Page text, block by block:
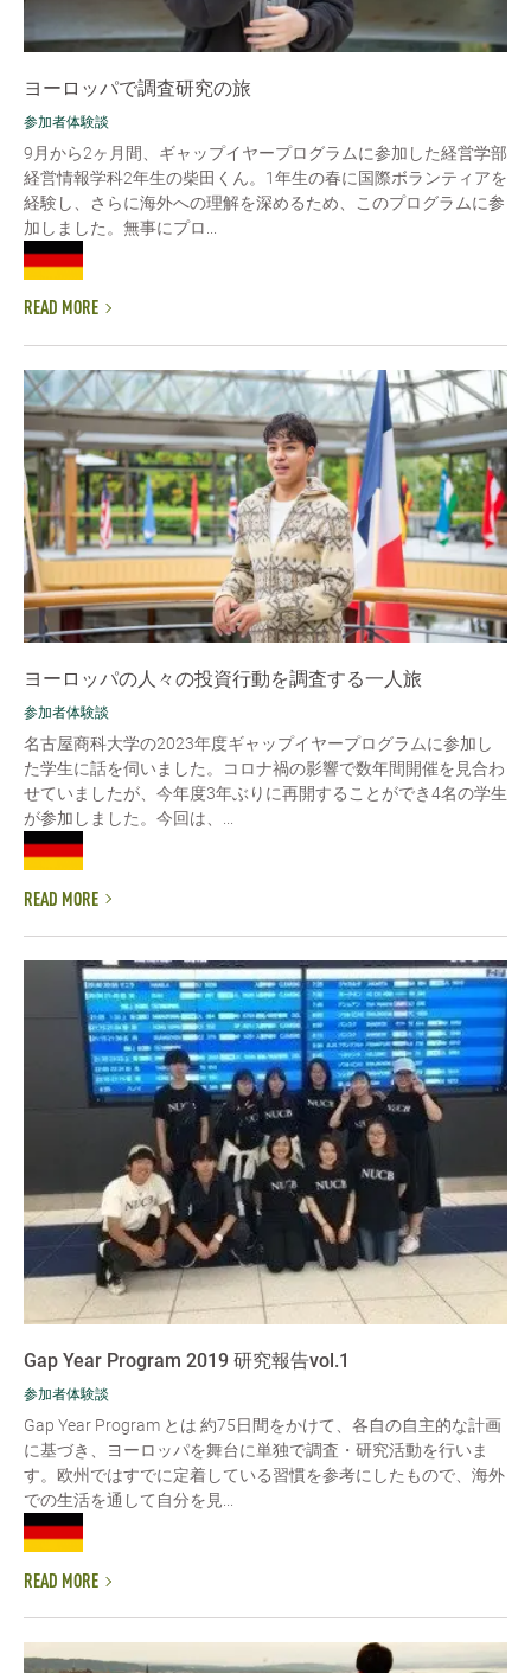
ヨーロッパで調査研究の旅
参加者体験談
9月から2ヶ月間、ギャップイヤープログラムに参加した経営学部
経営情報学科2年生の柴田くん。1年生の春に国際ボランティアを
経験し、さらに海外への理解を深めるため、このプログラムに参
加しました。無事にプロ...
READ MORE
ヨーロッパの人々の投資行動を調査する一人旅
参加者体験談
名古屋商科大学の2023年度ギャップイヤープログラムに参加し
た学生に話を伺いました。コロナ禍の影響で数年間開催を見合わ
せていましたが、今年度3年ぶりに再開することができ4名の学生
が参加しました。今回は、...
READ MORE
Gap Year Program 2019 研究報告vol.1
参加者体験談
Gap Year Program とは 約75日間をかけて、各自の自主的な計画
に基づき、ヨーロッパを舞台に単独で調査・研究活動を行いま
す。欧州ではすでに定着している習慣を参考にしたもので、海外
での生活を通して自分を見...
READ MORE